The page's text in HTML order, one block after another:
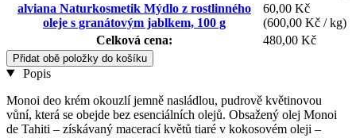
alviana Naturkosmetik Mýdlo z rostlinného
oleje s granátovým jablkem, 100 g
60,00 Kč
(600,00 Kč / kg)
Celková cena:
480,00 Kč
Přidat obě položky do košíku
Popis
Monoi deo krém okouzlí jemně nasládlou, pudrově květinovou
vůní, která se obejde bez esenciálních olejů. Obsažený olej Monoi
de Tahiti – získávaný macerací květů tiaré v kokosovém oleji –